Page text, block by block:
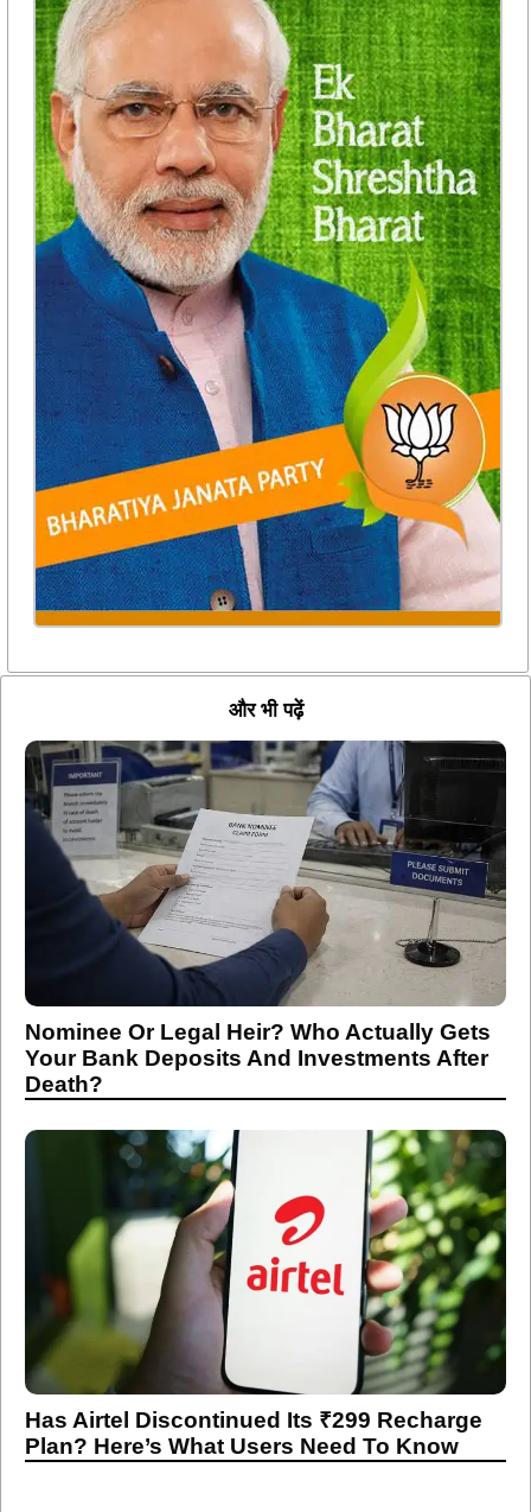
और भी पढ़ें
Nominee Or Legal Heir? Who Actually Gets
Your Bank Deposits And Investments After
Death?
Has Airtel Discontinued Its ₹299 Recharge
Plan? Here’s What Users Need To Know